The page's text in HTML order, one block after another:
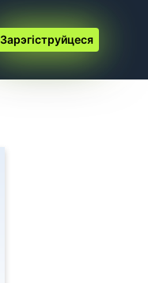
Беларуская
Зарэгіструйцеся